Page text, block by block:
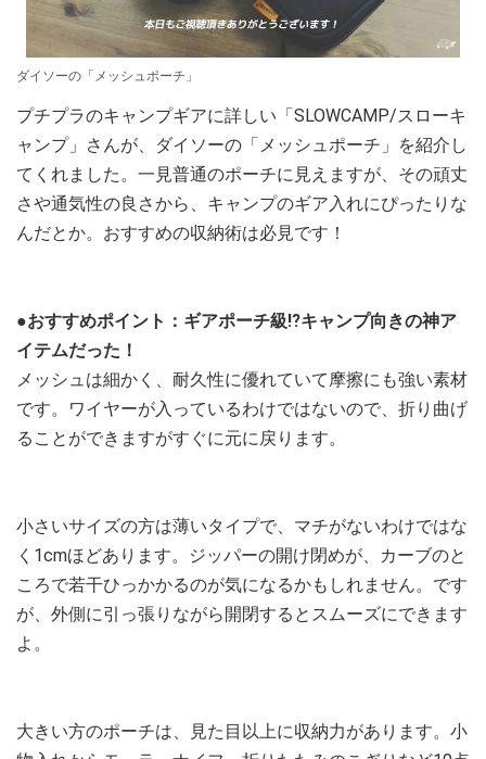
ダイソーの「メッシュポーチ」
プチプラのキャンプギアに詳しい「SLOWCAMP/スローキ
ャンプ」さんが、ダイソーの「メッシュポーチ」を紹介し
てくれました。一見普通のポーチに見えますが、その頑丈
さや通気性の良さから、キャンプのギア入れにぴったりな
んだとか。おすすめの収納術は必見です！
●おすすめポイント：ギアポーチ級⁉キャンプ向きの神ア
イテムだった！
メッシュは細かく、耐久性に優れていて摩擦にも強い素材
です。ワイヤーが入っているわけではないので、折り曲げ
ることができますがすぐに元に戻ります。
小さいサイズの方は薄いタイプで、マチがないわけではな
く1cmほどあります。ジッパーの開け閉めが、カーブのと
ころで若干ひっかかるのが気になるかもしれません。です
が、外側に引っ張りながら開閉するとスムーズにできます
よ。
大きい方のポーチは、見た目以上に収納力があります。小